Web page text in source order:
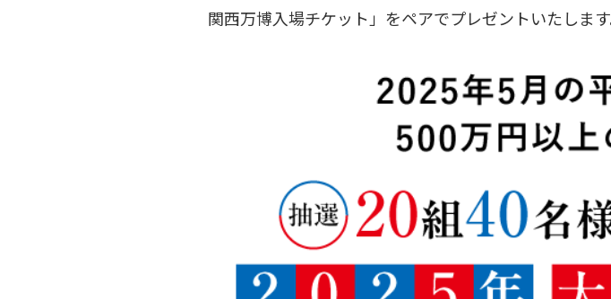
関西万博入場チケット」をペアでプレゼントいたします